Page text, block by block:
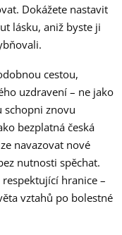
Dokážete nastavit
lásku, aniž byste ji
cestou,
uzdravení – ne jako
schopni znovu
bezplatná česká
navazovat nové
nutnosti spěchat.
hranice –
vztahů po bolestné